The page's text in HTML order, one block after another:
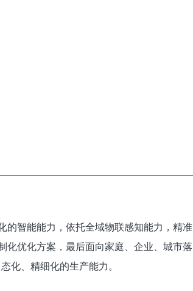
的智能能力，依托全域物联感知能力，精准
化优化方案，最后面向家庭、企业、城市落
化、精细化的生产能力。